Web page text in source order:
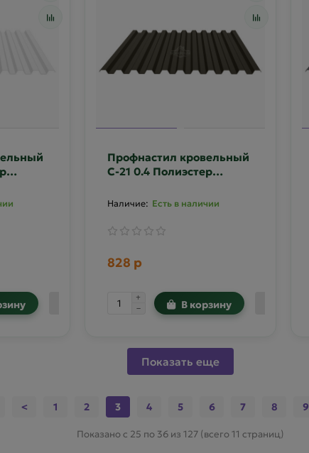
Профнастил кровельный
С-21 0.4 Полиэстер
Есть в наличии
828 р
В корзину
Показать еще
< 1 2 3 4 5 6 7 8 9
Показано с 25 по 36 из 127 (всего 11 страниц)